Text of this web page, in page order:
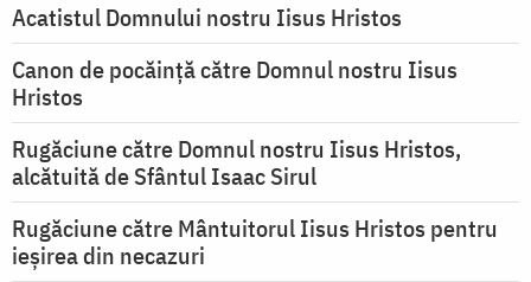
Acatistul Domnului nostru Iisus Hristos
Canon de pocăință către Domnul nostru Iisus
Hristos
Rugăciune către Domnul nostru Iisus Hristos,
alcătuită de Sfântul Isaac Sirul
Rugăciune către Mântuitorul Iisus Hristos pentru
ieşirea din necazuri